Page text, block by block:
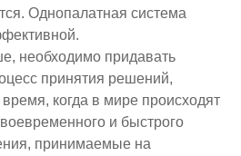
Однопалатная система
необходимо придавать
принятия решений,
когда в мире происходят
и быстрого
принимаемые на